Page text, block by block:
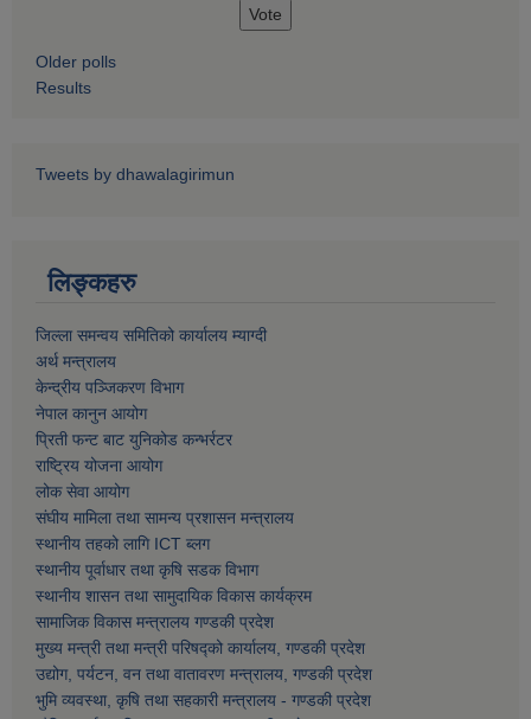
Older polls
Results
Tweets by dhawalagirimun
लिङ्कहरु
जिल्ला समन्वय समितिको कार्यालय म्याग्दी
अर्थ मन्त्रालय
केन्द्रीय पञ्जिकरण विभाग
नेपाल कानुन आयोग
प्रिती फन्ट बाट युनिकोड कन्भर्रटर
राष्ट्रिय योजना आयोग
लोक सेवा आयोग
संघीय मामिला तथा सामन्य प्रशासन मन्त्रालय
स्थानीय तहको लागि ICT ब्लग
स्थानीय पूर्वाधार तथा कृषि सडक विभाग
स्थानीय शासन तथा सामुदायिक विकास कार्यक्रम
सामाजिक विकास मन्त्रालय गण्डकी प्रदेश
मुख्य मन्त्री तथा मन्त्री परिषद्को कार्यालय, गण्डकी प्रदेश
उद्योग, पर्यटन, वन तथा वातावरण मन्त्रालय, गण्डकी प्रदेश
भुमि व्यवस्था, कृषि तथा सहकारी मन्त्रालय - गण्डकी प्रदेश